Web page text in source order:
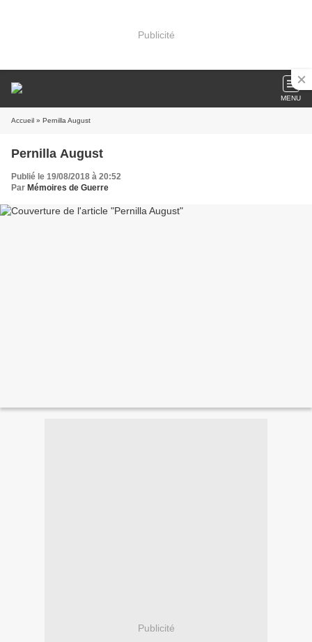
Publicité
MENU
Accueil » Pernilla August
Pernilla August
Publié le 19/08/2018 à 20:52
Par Mémoires de Guerre
Publicité